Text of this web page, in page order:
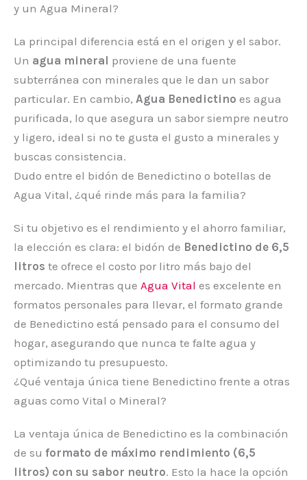
y un Agua Mineral?
La principal diferencia está en el origen y el sabor.
Un agua mineral proviene de una fuente
subterránea con minerales que le dan un sabor
particular. En cambio, Agua Benedictino es agua
purificada, lo que asegura un sabor siempre neutro
y ligero, ideal si no te gusta el gusto a minerales y
buscas consistencia.
Dudo entre el bidón de Benedictino o botellas de
Agua Vital, ¿qué rinde más para la familia?
Si tu objetivo es el rendimiento y el ahorro familiar,
la elección es clara: el bidón de Benedictino de 6,5
litros te ofrece el costo por litro más bajo del
mercado. Mientras que Agua Vital es excelente en
formatos personales para llevar, el formato grande
de Benedictino está pensado para el consumo del
hogar, asegurando que nunca te falte agua y
optimizando tu presupuesto.
¿Qué ventaja única tiene Benedictino frente a otras
aguas como Vital o Mineral?
La ventaja única de Benedictino es la combinación
de su formato de máximo rendimiento (6,5
litros) con su sabor neutro. Esto la hace la opción